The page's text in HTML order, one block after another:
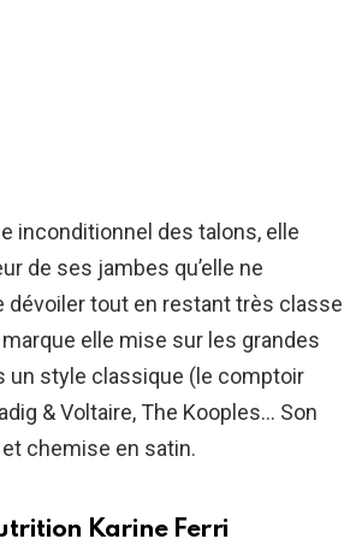
inconditionnel des talons, elle
de ses jambes qu’elle ne
dévoiler tout en restant très classe
elle mise sur les grandes
un style classique (le comptoir
& Voltaire, The Kooples… Son
chemise en satin.
Karine Ferri